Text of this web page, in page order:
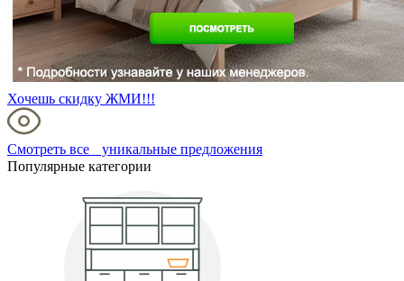
Хочешь скидку ЖМИ!!!
Смотреть все уникальные предложения
Популярные категории